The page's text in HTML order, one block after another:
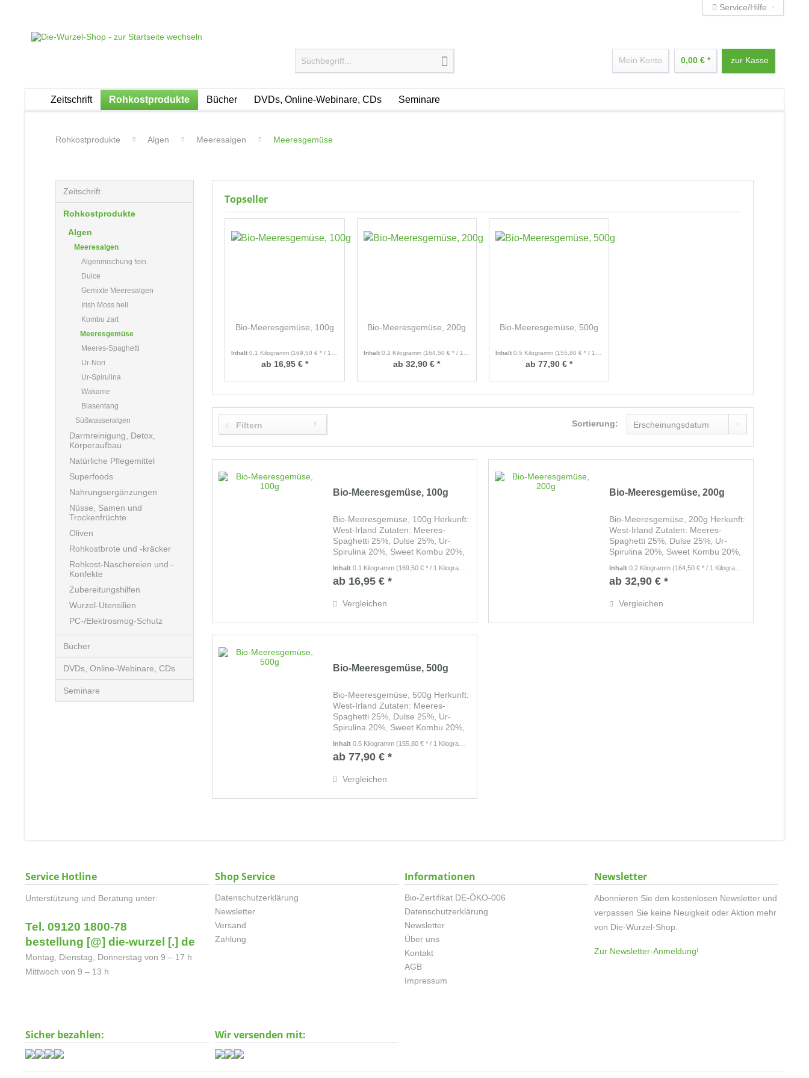
Service/Hilfe
Mein Konto 0,00 € * zur Kasse
Zeitschrift Rohkostprodukte Bücher DVDs, Online-Webinare, CDs Seminare
Rohkostprodukte Algen Meeresalgen Meeresgemüse
Zeitschrift
Rohkostprodukte
Algen
Meeresalgen
Algenmischung fein
Dulce
Gemixte Meeresalgen
Irish Moss hell
Kombu zart
Meeresgemüse
Meeres-Spaghetti
Ur-Nori
Ur-Spirulina
Wakame
Blasentang
Süßwasseralgen
Darmreinigung, Detox,
Körperaufbau
Natürliche Pflegemittel
Superfoods
Nahrungsergänzungen
Nüsse, Samen und
Trockenfrüchte
Oliven
Rohkostbrote und -kräcker
Rohkost-Naschereien und -
Konfekte
Zubereitungshilfen
Wurzel-Utensilien
PC-/Elektrosmog-Schutz
Bücher
DVDs, Online-Webinare, CDs
Seminare
Topseller
Bio-Meeresgemüse, 100g
Inhalt 0.1 Kilogramm (169,50 € * / 1 Kilogramm)
ab 16,95 € *
Bio-Meeresgemüse, 200g
Inhalt 0.2 Kilogramm (164,50 € * / 1 Kilogramm)
ab 32,90 € *
Bio-Meeresgemüse, 500g
Inhalt 0.5 Kilogramm (155,80 € * / 1 Kilogramm)
ab 77,90 € *
Filtern Sortierung:
Bio-Meeresgemüse, 100g
Bio-Meeresgemüse, 100g Herkunft:
West-Irland Zutaten: Meeres-
Spaghetti 25%, Dulse 25%, Ur-
Spirulina 20%, Sweet Kombu 20%,
mundgerechten Stücken
Unbehandelt, luftgetrocknet bei 30
Inhalt0.1 Kilogramm(169,50 € * / 1 Kilogramm)
ab 16,95 € *
Vergleichen
Bio-Meeresgemüse, 200g
Bio-Meeresgemüse, 200g Herkunft:
West-Irland Zutaten: Meeres-
Spaghetti 25%, Dulse 25%, Ur-
Spirulina 20%, Sweet Kombu 20%,
mundgerechten Stücken
Unbehandelt, luftgetrocknet bei 30
Inhalt0.2 Kilogramm(164,50 € * / 1 Kilogramm)
ab 32,90 € *
Vergleichen
Bio-Meeresgemüse, 500g
Bio-Meeresgemüse, 500g Herkunft:
West-Irland Zutaten: Meeres-
Spaghetti 25%, Dulse 25%, Ur-
Spirulina 20%, Sweet Kombu 20%,
mundgerechten Stücken
Unbehandelt, luftgetrocknet bei 30
Inhalt0.5 Kilogramm(155,80 € * / 1 Kilogramm)
ab 77,90 € *
Vergleichen
Service Hotline
Unterstützung und Beratung unter:
Tel. 09120 1800-78
bestellung [@] die-wurzel [.] de
Montag, Dienstag, Donnerstag von 9 – 17 h
Mittwoch von 9 – 13 h
Shop Service
Datenschutzerklärung
Newsletter
Versand
Zahlung
Informationen
Bio-Zertifikat DE-ÖKO-006
Datenschutzerklärung
Newsletter
Über uns
Kontakt
AGB
Impressum
Newsletter
Abonnieren Sie den kostenlosen Newsletter und
verpassen Sie keine Neuigkeit oder Aktion mehr
von Die-Wurzel-Shop.
Zur Newsletter-Anmeldung!
Sicher bezahlen: Wir versenden mit: